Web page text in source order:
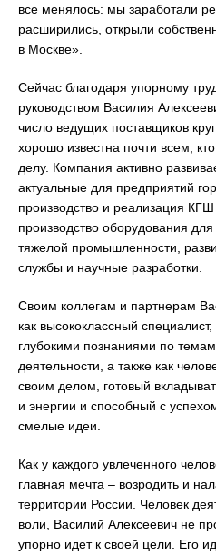
все менялось: мы заработали
расширились, открыли
в Москве».
Сейчас благодаря упорному
руководством Василия
число ведущих поставщиков
хорошо известна почти всем,
делу. Компания активно
актуальные для предприятий
производство и реализация
производство оборудования
тяжелой промышленности,
службы и научные разработки.
Своим коллегам и партнерам
как высококлассный
глубокими познаниями по
деятельности, а также как
своим делом, готовый
и энергии и способный с
смелые идеи.
Как у каждого увлеченного
главная мечта – возродить и
территории России. Человек
воли, Василий Алексеевич не
упорно идет к своей цели. Его